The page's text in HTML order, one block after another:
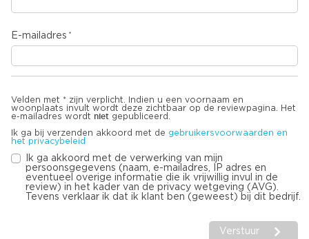
E-mailadres
Velden met * zijn verplicht. Indien u een voornaam en
woonplaats invult wordt deze zichtbaar op de reviewpagina. Het
e-mailadres wordt niet gepubliceerd.
Ik ga bij verzenden akkoord met de gebruikersvoorwaarden en
het privacybeleid
Ik ga akkoord met de verwerking van mijn
persoonsgegevens (naam, e-mailadres, IP adres en
eventueel overige informatie die ik vrijwillig invul in de
review) in het kader van de privacy wetgeving (AVG).
Tevens verklaar ik dat ik klant ben (geweest) bij dit bedrijf.
Verstuur